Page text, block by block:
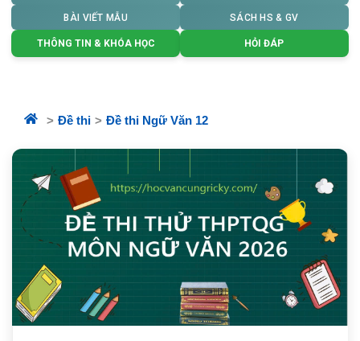
BÀI VIẾT MẪU SÁCH HS & GV
THÔNG TIN & KHÓA HỌC HỎI ĐÁP
Đề thi Đề thi Ngữ Văn 12